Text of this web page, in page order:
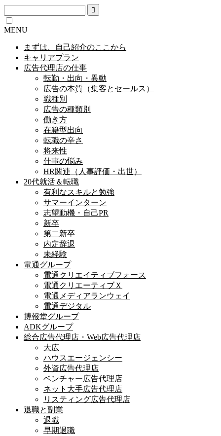
MENU
まずは、自己紹介のここから
キャリアプラン
広告代理店の仕事
転勤・出向・異動
広告の本質（集客とセールス）
職種別
広告の種類別
働き方
在籍型出向
転職の辛さ
将来性
仕事の悩み
HR関連（人事評価・出世）
20代就活＆転職
有利なスキルと勉強
サマーインターン
志望動機・自己PR
新卒
第二新卒
内定辞退
未経験
電通グループ
電通クリエイティブフォース
電通クリエーティブＸ
電通メディアランウェイ
電通デジタル
博報堂グループ
ADKグループ
総合広告代理店・Web広告代理店
大広
ハウスエージェンシー
外資広告代理店
ベンチャー広告代理店
ネット大手広告代理店
リスティング広告代理店
退職と副業
退職
早期退職